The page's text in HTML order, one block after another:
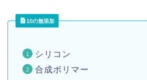
10の無添加
シリコン
合成ポリマー